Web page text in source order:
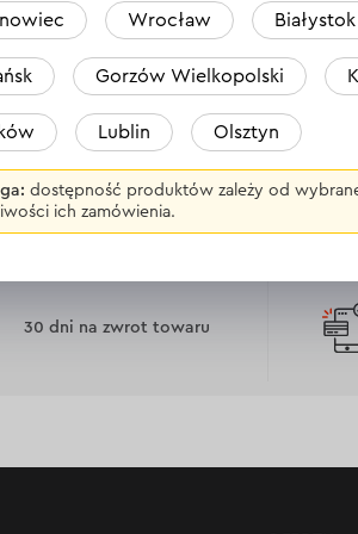
2
30 dni na zwrot towaru
Wrocław Białystok
Gorzów Wielkopolski
Lublin Olsztyn
dostępność produktów zależy od
ich zamówienia.